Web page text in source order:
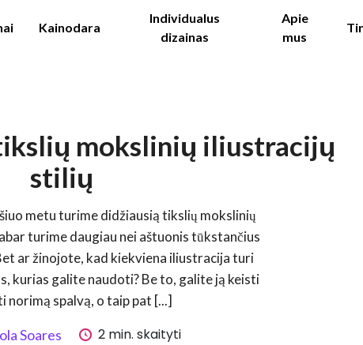
Kainodara
Individualus
dizainas
Apie
mus
mokslinių iliustracijų
stilių
metu turime didžiausią tikslių mokslinių
turime daugiau nei aštuonis tūkstančius
ar žinojote, kad kiekviena iliustracija turi
kurias galite naudoti? Be to, galite ją keisti
norimą spalvą, o taip pat [...]
Soares
2 min. skaityti